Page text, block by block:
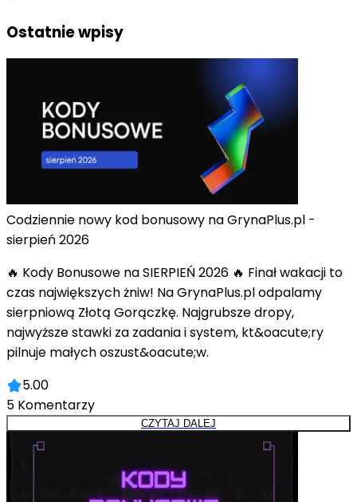
Ostatnie wpisy
Codziennie nowy kod bonusowy na GrynaPlus.pl -
sierpień 2026
🔥 Kody Bonusowe na SIERPIEŃ 2026 🔥 Finał wakacji to
czas największych żniw! Na GrynaPlus.pl odpalamy
sierpniową Złotą Gorączkę. Najgrubsze dropy,
najwyższe stawki za zadania i system, kt&oacute;ry
pilnuje małych oszust&oacute;w.
5.00
5 Komentarzy
CZYTAJ DALEJ